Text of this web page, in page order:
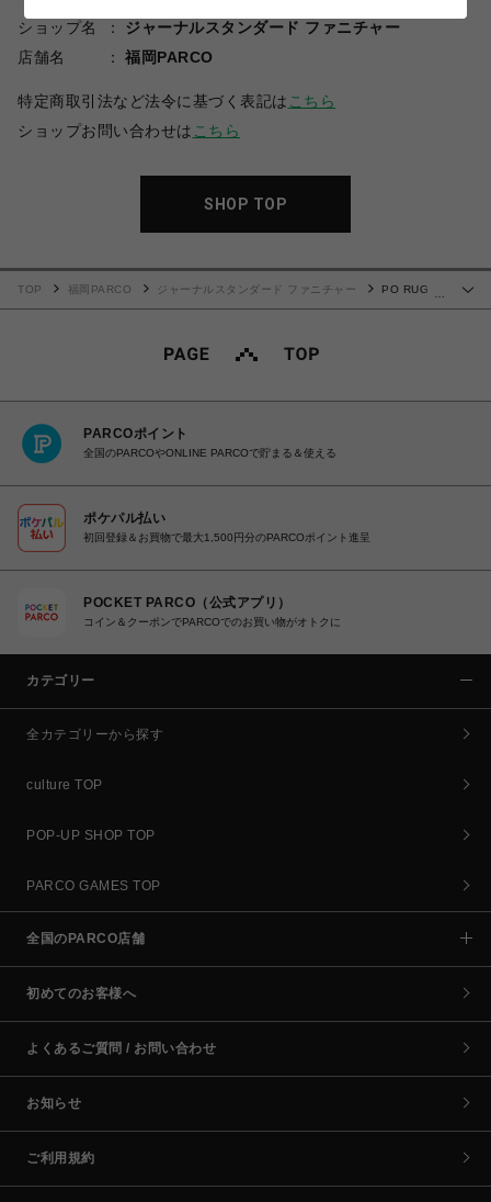
ショップ名
ジャーナルスタンダード ファニチャー
店舗名
福岡PARCO
特定商取引法など法令に基づく表記は こちら
ショップお問い合わせは こちら
SHOP TOP
TOP 福岡PARCO ジャーナルスタンダード ファニチャー
PO RUG
PARCOポイント
全国のPARCOやONLINE PARCOで貯まる＆使える
ポケパル払い
初回登録＆お買物で最大1,500円分のPARCOポイント進呈
POCKET PARCO（公式アプリ）
コイン＆クーポンでPARCOでのお買い物がオトクに
カテゴリー
全カテゴリーから探す
culture TOP
POP-UP SHOP TOP
PARCO GAMES TOP
全国のPARCO店舗
初めてのお客様へ
よくあるご質問 / お問い合わせ
お知らせ
ご利用規約